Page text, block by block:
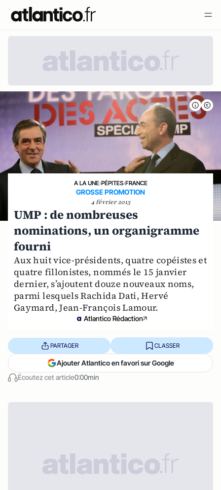
A LA UNE›PÉPITES›FRANCE
GROSSE PROMOTION
4 février 2013
UMP : de nombreuses
nominations, un organigramme
fourni
Aux huit vice-présidents, quatre copéistes et
quatre fillonistes, nommés le 15 janvier
dernier, s’ajoutent douze nouveaux noms,
parmi lesquels Rachida Dati, Hervé
Gaymard, Jean-François Lamour.
Atlantico Rédaction
Écoutez cet article0:00min
PARTAGER CLASSER
Ajouter Atlantico en favori sur Google